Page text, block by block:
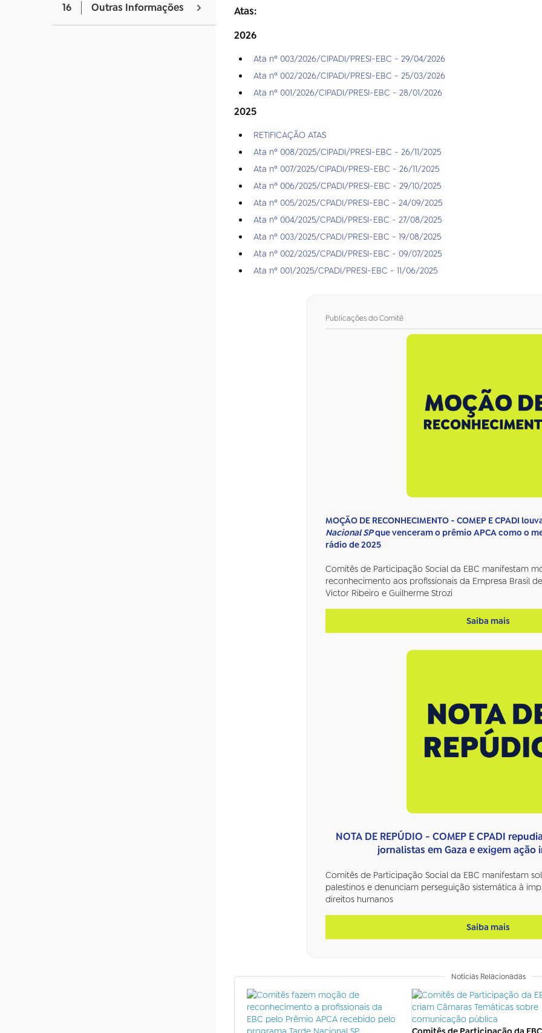
16 Outras Informações
Atas:
2026
Ata nº 003/2026/CIPADI/PRESI-EBC - 29/04/2026
Ata nº 002/2026/CIPADI/PRESI-EBC - 25/03/2026
Ata nº 001/2026/CIPADI/PRESI-EBC - 28/01/2026
2025
RETIFICAÇÃO ATAS
Ata nº 008/2025/CIPADI/PRESI-EBC - 26/11/2025
Ata nº 007/2025/CIPADI/PRESI-EBC - 26/11/2025
Ata nº 006/2025/CPADI/PRESI-EBC - 29/10/2025
Ata nº 005/2025/CPADI/PRESI-EBC - 24/09/2025
Ata nº 004/2025/CPADI/PRESI-EBC - 27/08/2025
Ata nº 003/2025/CPADI/PRESI-EBC - 19/08/2025
Ata nº 002/2025/CPADI/PRESI-EBC - 09/07/2025
Ata nº 001/2025/CPADI/PRESI-EBC - 11/06/2025
Publicações do Comitê
MOÇÃO DE RECONHECIMENTO - COMEP E CPADI
Nacional SPque venceram o prêmio APCA como o
rádio de 2025
Comitês de Participação Social da EBC manifestam
reconhecimento aos profissionais da Empresa Brasil
Victor Ribeiro e Guilherme Strozi
Saiba mais
NOTA DE REPÚDIO - COMEP E CPADI
jornalistas em Gaza e exigem ação
Comitês de Participação Social da EBC manifestam
palestinos e denunciam perseguição sistemática à
direitos humanos
Saiba mais
Notícias Relacionadas